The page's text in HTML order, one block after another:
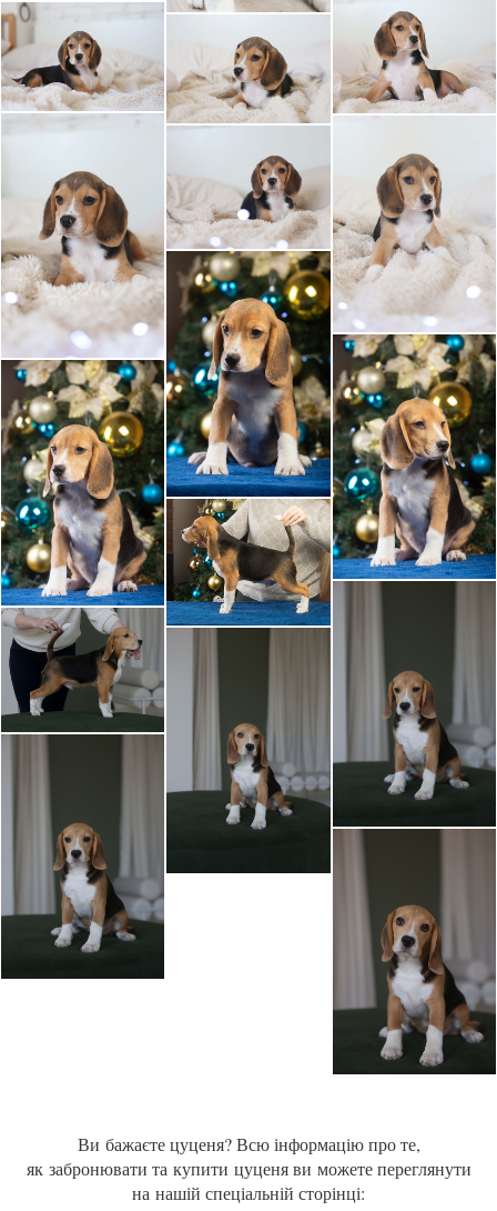
Ви бажаєте цуценя? Всю інформацію про те,
як забронювати та купити цуценя ви можете переглянути
на нашій спеціальній сторінці: